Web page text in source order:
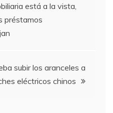
está a la vista,
préstamos
subir los aranceles a
eléctricos chinos